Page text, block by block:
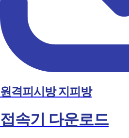
원격피시방 지피방
접속기 다운로드